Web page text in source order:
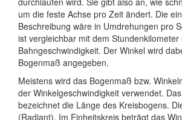
um die feste Achse pro Zeit ändert. Die
Beschreibung wäre in Umdrehungen pro
ist vergleichbar mit dem
Bahngeschwindigkeit. Der Winkel wird
Bogenmaß angegeben.
Meistens wird das Bogenmaß bzw.
der Winkelgeschwindigkeit verwendet.
bezeichnet die Länge des Kreisbogens.
(Radiant). Im Einheitskreis beträgt das